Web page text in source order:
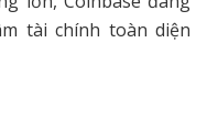
tài chính toàn diện